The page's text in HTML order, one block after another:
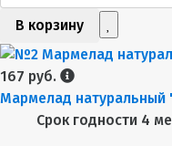
В корзину
167 руб.
Мармелад натуральный
Срок годности 4